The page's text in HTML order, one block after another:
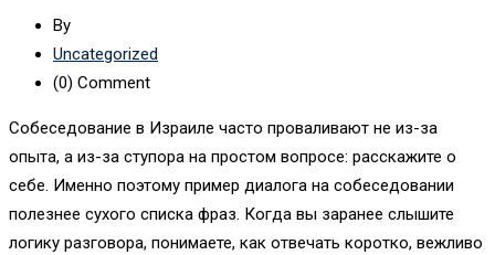
By
Uncategorized
(0) Comment
Собеседование в Израиле часто проваливают не из-за
опыта, а из-за ступора на простом вопросе: расскажите о
себе. Именно поэтому пример диалога на собеседовании
полезнее сухого списка фраз. Когда вы заранее слышите
логику разговора, понимаете, как отвечать коротко, вежливо